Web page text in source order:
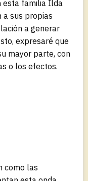
esta familia Ilda
a sus propias
a generar
expresaré que
mayor parte, con
o los efectos.
como las